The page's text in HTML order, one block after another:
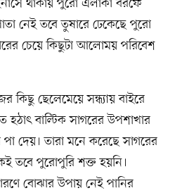
নেই তবে তুষারে ঢেকেছে পুরো
চেয়ে কিছুটা আলোময় পরিবেশ
কিছু ছেলেমেয়ে সন্ধ্যায় বাইরে
বাল্টিক সাগরের উপশাখার
দেয়। তারা মনে করেছে সাগরের
তবে পুরোপুরি শক্ত হয়নি।
বোঝার উপায় নেই পানির